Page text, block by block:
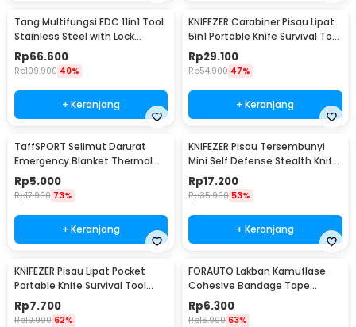
Tang Multifungsi EDC 11in1 Tool
Stainless Steel with Lock
System - MPA01
Rp66.600
Rp109.900 40%
+ Keranjang
KNIFEZER Carabiner Pisau Lipat
5in1 Portable Knife Survival Tool
EDC - ED30
Rp29.100
Rp54.900 47%
+ Keranjang
TaffSPORT Selimut Darurat
Emergency Blanket Thermal
130x210cm - SL03-001
Rp5.000
Rp17.900 73%
+ Keranjang
KNIFEZER Pisau Tersembunyi
Mini Self Defense Stealth Knife
Steel - H19
Rp17.200
Rp35.900 53%
+ Keranjang
KNIFEZER Pisau Lipat Pocket
Portable Knife Survival Tool
EDC Stainless - H18
Rp7.700
Rp19.900 62%
FORAUTO Lakban Kamuflase
Cohesive Bandage Tape
Hunting 4.5M 50mm - H10
Rp6.300
Rp16.900 63%